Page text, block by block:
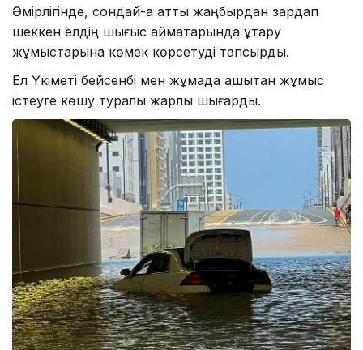
Әмірлігінде, сондай-ақ қатты жаңбырдан зардап
шеккен елдің шығыс аймақтарында құтқару
жұмыстарына көмек көрсетуді тапсырды.
Ел Үкіметі бейсенбі мен жұмада қашықтан жұмыс
істеуге көшу туралы жарлық шығарды.